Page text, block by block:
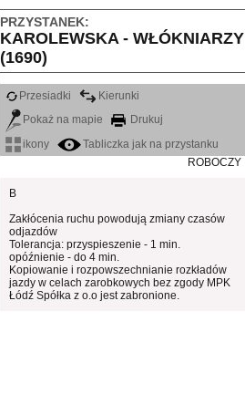
PRZYSTANEK:
KAROLEWSKA - WŁÓKNIARZY
(1690)
Przesiadki
Kierunki
Pokaż na mapie
Drukuj
ikony
Tabliczka jak na przystanku
ROBOCZY
B
Zakłócenia ruchu powodują zmiany czasów
odjazdów
Tolerancja: przyspieszenie - 1 min.
opóźnienie - do 4 min.
Kopiowanie i rozpowszechnianie rozkładów
jazdy w celach zarobkowych bez zgody MPK
Łódź Spółka z o.o jest zabronione.